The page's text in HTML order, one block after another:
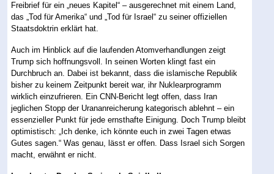
Freibrief für ein „neues Kapitel“ – ausgerechnet mit einem Land,
das „Tod für Amerika“ und „Tod für Israel“ zu seiner offiziellen
Staatsdoktrin erklärt hat.
Auch im Hinblick auf die laufenden Atomverhandlungen zeigt
Trump sich hoffnungsvoll. In seinen Worten klingt fast ein
Durchbruch an. Dabei ist bekannt, dass die islamische Republik
bisher zu keinem Zeitpunkt bereit war, ihr Nuklearprogramm
wirklich einzufrieren. Ein CNN-Bericht legt offen, dass Iran
jeglichen Stopp der Urananreicherung kategorisch ablehnt – ein
essenzieller Punkt für jede ernsthafte Einigung. Doch Trump bleibt
optimistisch: „Ich denke, ich könnte euch in zwei Tagen etwas
Gutes sagen.“ Was genau, lässt er offen. Dass Israel sich Sorgen
macht, erwähnt er nicht.